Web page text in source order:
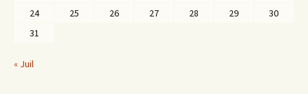
24
25 26 27 28 29
30
31
« Juil